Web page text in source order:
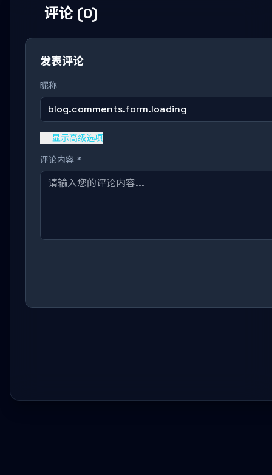
评论 (0)
发表评论
昵称
blog.comments.form.loading
显示高级选项
评论内容 *